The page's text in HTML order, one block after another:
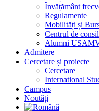
Învățământ
Regulamente
Mobilități și
Centrul de
Alumni
Admitere
Cercetare și proiecte
Cercetare
International
Campus
Noutăți